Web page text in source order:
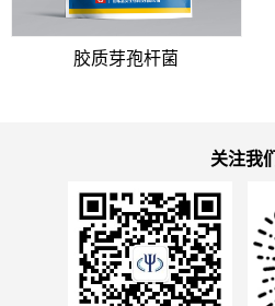
胶质芽孢杆菌
关注我们